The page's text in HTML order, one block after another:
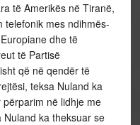
të Amerikës në Tiranë,
telefonik mes ndihmës-
dhe të
të Partisë
që në qendër të
teksa Nuland ka
në lidhje me
ka theksuar se